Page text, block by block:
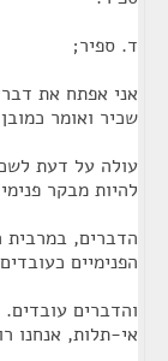
ד. ספיר;
אני אפתח את
שכיר ואומר
עולה על דעת
להיות מבקר
הדברים, במרבית
הפנימיים
והדברים
אי-תלות, אנחנו